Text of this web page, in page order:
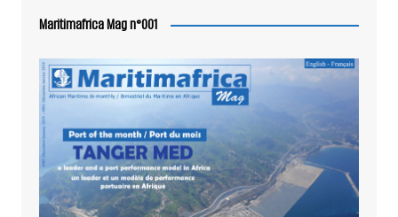
Maritimafrica Mag n°001